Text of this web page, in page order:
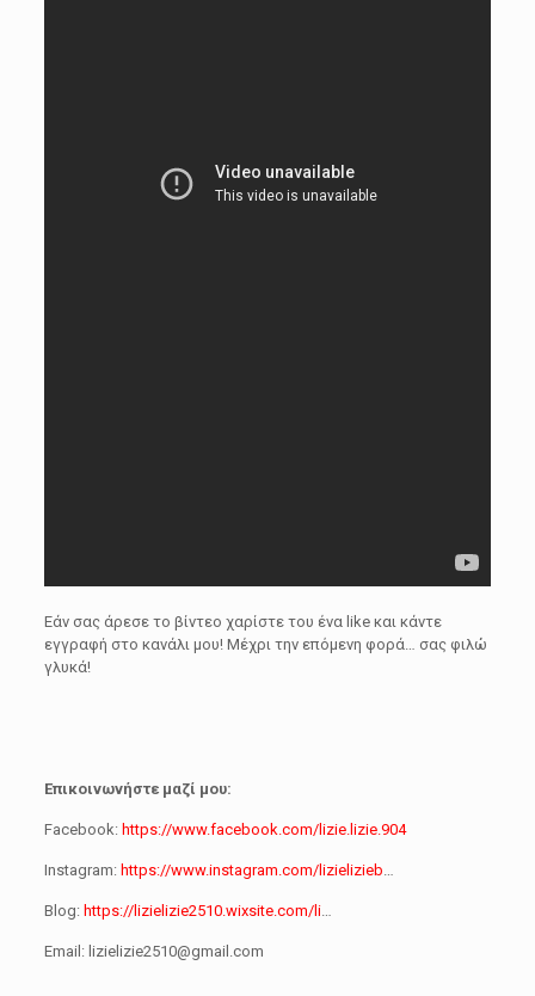
Εάν σας άρεσε το βίντεο χαρίστε του ένα like και κάντε
εγγραφή στο κανάλι μου! Μέχρι την επόμενη φορά… σας φιλώ
γλυκά!
Επικοινωνήστε μαζί μου:
Facebook: https://www.facebook.com/lizie.lizie.904
Instagram: https://www.instagram.com/lizielizieb…
Blog: https://lizielizie2510.wixsite.com/li…
Email: lizielizie2510@gmail.com